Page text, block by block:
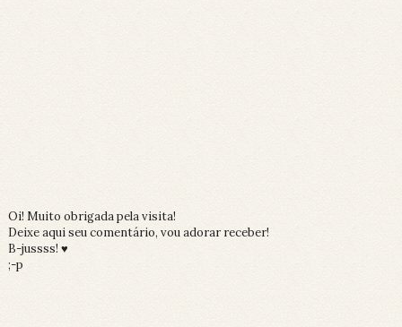
Oi! Muito obrigada pela visita!
Deixe aqui seu comentário, vou adorar receber!
B-jussss! ♥
;-p